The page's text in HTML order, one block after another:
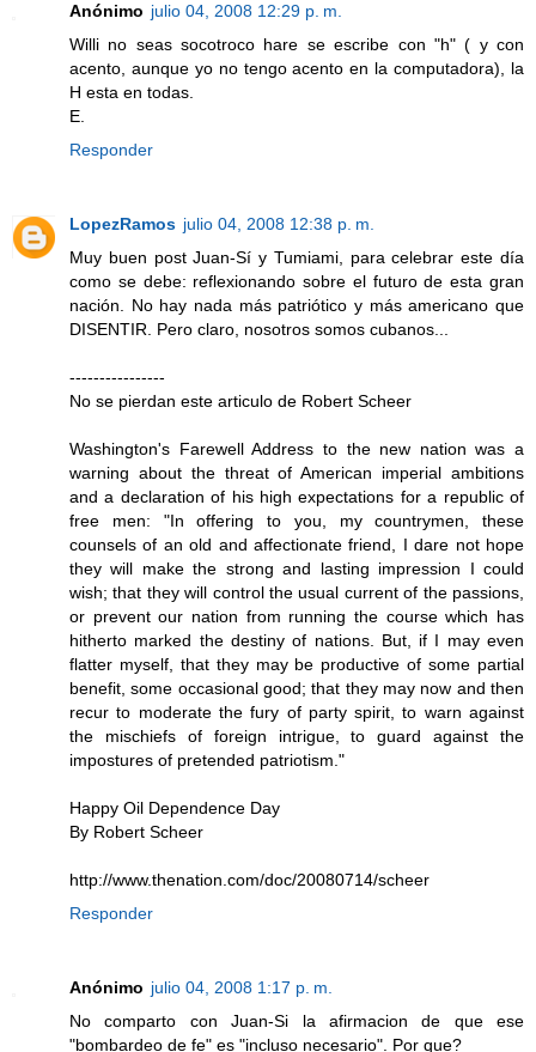
Anónimo julio 04, 2008 12:29 p. m.
Willi no seas socotroco hare se escribe con "h" ( y con
acento, aunque yo no tengo acento en la computadora), la
H esta en todas.
E.
Responder
LopezRamos julio 04, 2008 12:38 p. m.
Muy buen post Juan-Sí y Tumiami, para celebrar este día
como se debe: reflexionando sobre el futuro de esta gran
nación. No hay nada más patriótico y más americano que
DISENTIR. Pero claro, nosotros somos cubanos...
----------------
No se pierdan este articulo de Robert Scheer
Washington's Farewell Address to the new nation was a
warning about the threat of American imperial ambitions
and a declaration of his high expectations for a republic of
free men: "In offering to you, my countrymen, these
counsels of an old and affectionate friend, I dare not hope
they will make the strong and lasting impression I could
wish; that they will control the usual current of the passions,
or prevent our nation from running the course which has
hitherto marked the destiny of nations. But, if I may even
flatter myself, that they may be productive of some partial
benefit, some occasional good; that they may now and then
recur to moderate the fury of party spirit, to warn against
the mischiefs of foreign intrigue, to guard against the
impostures of pretended patriotism."
Happy Oil Dependence Day
By Robert Scheer
http://www.thenation.com/doc/20080714/scheer
Responder
Anónimo julio 04, 2008 1:17 p. m.
No comparto con Juan-Si la afirmacion de que ese
"bombardeo de fe" es "incluso necesario". Por que?